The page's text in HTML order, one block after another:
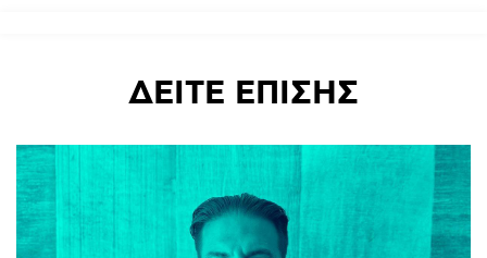
ΔΕΙΤΕ ΕΠΙΣΗΣ